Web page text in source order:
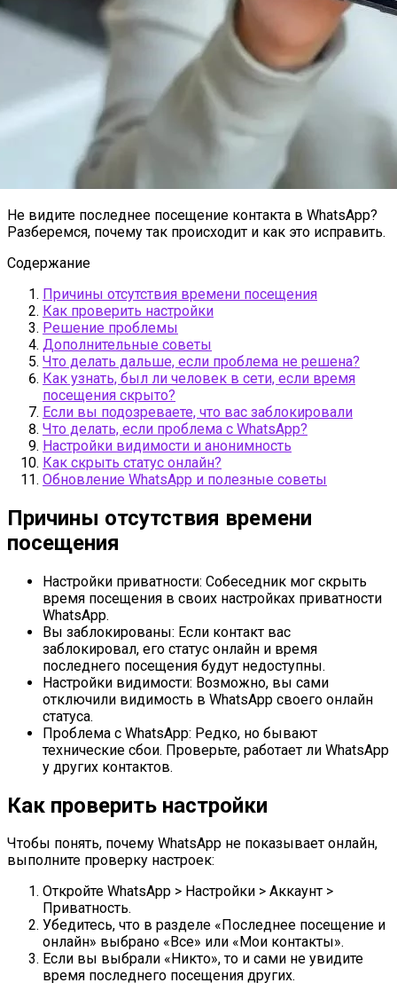
Не видите последнее посещение контакта в WhatsApp?
Разберемся, почему так происходит и как это исправить.
Содержание
Причины отсутствия времени посещения
Как проверить настройки
Решение проблемы
Дополнительные советы
Что делать дальше, если проблема не решена?
Как узнать, был ли человек в сети, если время
посещения скрыто?
Если вы подозреваете, что вас заблокировали
Что делать, если проблема с WhatsApp?
Настройки видимости и анонимность
Как скрыть статус онлайн?
Обновление WhatsApp и полезные советы
Причины отсутствия времени
посещения
Настройки приватности: Собеседник мог скрыть
время посещения в своих настройках приватности
WhatsApp.
Вы заблокированы: Если контакт вас
заблокировал, его статус онлайн и время
последнего посещения будут недоступны.
Настройки видимости: Возможно, вы сами
отключили видимость в WhatsApp своего онлайн
статуса.
Проблема с WhatsApp: Редко, но бывают
технические сбои. Проверьте, работает ли WhatsApp
у других контактов.
Как проверить настройки
Чтобы понять, почему WhatsApp не показывает онлайн,
выполните проверку настроек:
Откройте WhatsApp > Настройки > Аккаунт >
Приватность.
Убедитесь, что в разделе «Последнее посещение и
онлайн» выбрано «Все» или «Мои контакты».
Если вы выбрали «Никто», то и сами не увидите
время последнего посещения других.